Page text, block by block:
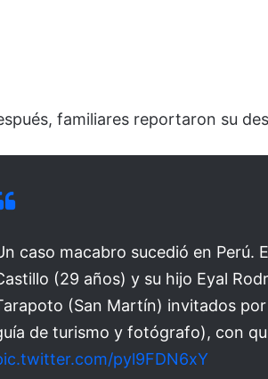
familiares reportaron su
caso macabro sucedió en Perú.
(29 años) y su hijo Eyal
(San Martín) invitados
de turismo y fotógrafo), con
pyl9FDN6xY